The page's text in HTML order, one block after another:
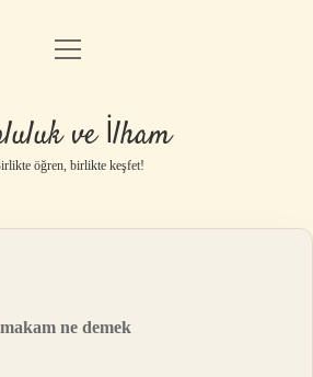
Anasayfa
Gizlilik Politikası
Yasal Uyarı
menüyü
ve İlham
öğren, birlikte keşfet!
ne demek